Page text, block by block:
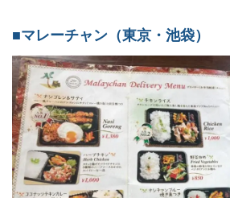
■マレーチャン（東京・池袋）